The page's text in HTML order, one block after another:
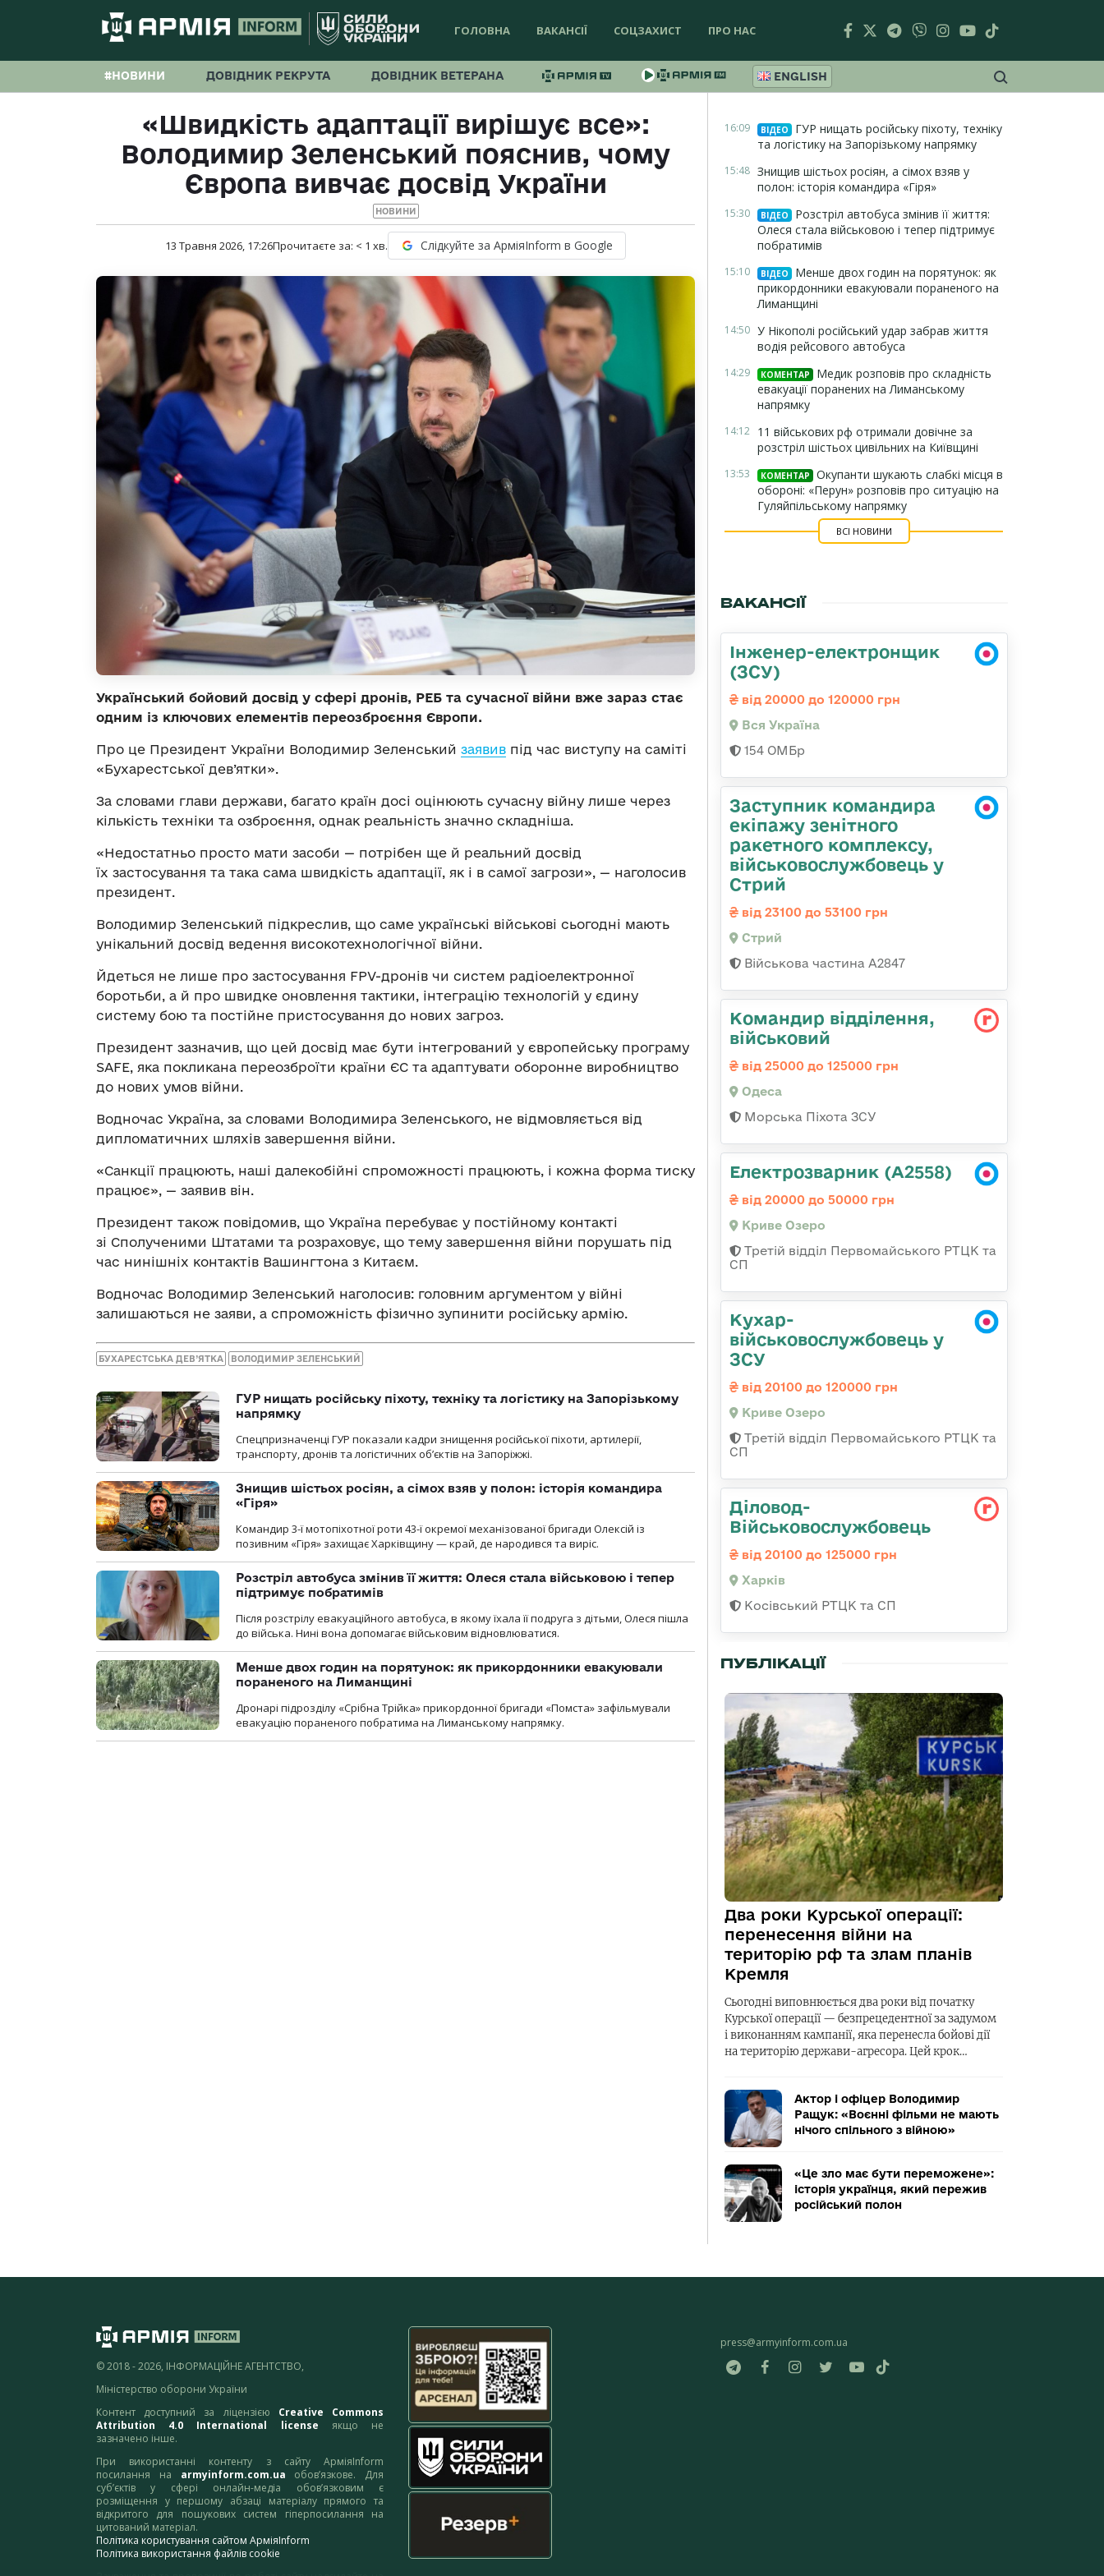
ГОЛОВНА ВАКАНСІЇ СОЦЗАХИСТ ПРО НАС
#НОВИНИ ДОВІДНИК РЕКРУТА ДОВІДНИК ВЕТЕРАНА ENGLISH
«Швидкість адаптації вирішує все»:
Володимир Зеленський пояснив, чому
Європа вивчає досвід України
НОВИНИ
13 Травня 2026, 17:26Прочитаєте за: < 1 хв. Слідкуйте за АрміяInform в Google
Український бойовий досвід у сфері дронів, РЕБ та сучасної війни вже зараз стає
одним із ключових елементів переозброєння Європи.
Про це Президент України Володимир Зеленський заявив під час виступу на саміті
«Бухарестської дев’ятки».
За словами глави держави, багато країн досі оцінюють сучасну війну лише через
кількість техніки та озброєння, однак реальність значно складніша.
«Недостатньо просто мати засоби — потрібен ще й реальний досвід
їх застосування та така сама швидкість адаптації, як і в самої загрози», — наголосив
президент.
Володимир Зеленський підкреслив, що саме українські військові сьогодні мають
унікальний досвід ведення високотехнологічної війни.
Йдеться не лише про застосування FPV-дронів чи систем радіоелектронної
боротьби, а й про швидке оновлення тактики, інтеграцію технологій у єдину
систему бою та постійне пристосування до нових загроз.
Президент зазначив, що цей досвід має бути інтегрований у європейську програму
SAFE, яка покликана переозброїти країни ЄС та адаптувати оборонне виробництво
до нових умов війни.
Водночас Україна, за словами Володимира Зеленського, не відмовляється від
дипломатичних шляхів завершення війни.
«Санкції працюють, наші далекобійні спроможності працюють, і кожна форма тиску
працює», — заявив він.
Президент також повідомив, що Україна перебуває у постійному контакті
зі Сполученими Штатами та розраховує, що тему завершення війни порушать під
час нинішніх контактів Вашингтона з Китаєм.
Водночас Володимир Зеленський наголосив: головним аргументом у війні
залишаються не заяви, а спроможність фізично зупинити російську армію.
БУХАРЕСТСЬКА ДЕВ’ЯТКА ВОЛОДИМИР ЗЕЛЕНСЬКИЙ
ГУР нищать російську піхоту, техніку та логістику на Запорізькому
напрямку
Спецпризначенці ГУР показали кадри знищення російської піхоти, артилерії,
транспорту, дронів та логістичних об’єктів на Запоріжжі.
Знищив шістьох росіян, а сімох взяв у полон: історія командира
«Гіря»
Командир 3-ї мотопіхотної роти 43-ї окремої механізованої бригади Олексій із
позивним «Гіря» захищає Харківщину — край, де народився та виріс.
Розстріл автобуса змінив її життя: Олеся стала військовою і тепер
підтримує побратимів
Після розстрілу евакуаційного автобуса, в якому їхала її подруга з дітьми, Олеся пішла
до війська. Нині вона допомагає військовим відновлюватися.
Менше двох годин на порятунок: як прикордонники евакуювали
пораненого на Лиманщині
Дронарі підрозділу «Срібна Трійка» прикордонної бригади «Помста» зафільмували
евакуацію пораненого побратима на Лиманському напрямку.
16:09 ВІДЕО
ГУР нищать російську піхоту, техніку
та логістику на Запорізькому напрямку
15:48 Знищив шістьох росіян, а сімох взяв у
полон: історія командира «Гіря»
15:30 ВІДЕО
Розстріл автобуса змінив її життя:
Олеся стала військовою і тепер підтримує
побратимів
15:10 ВІДЕО
Менше двох годин на порятунок: як
прикордонники евакуювали пораненого на
Лиманщині
14:50 У Нікополі російський удар забрав життя
водія рейсового автобуса
14:29 КОМЕНТАР
Медик розповів про складність
евакуації поранених на Лиманському
напрямку
14:12 11 військових рф отримали довічне за
розстріл шістьох цивільних на Київщині
13:53 КОМЕНТАР
Окупанти шукають слабкі місця в
обороні: «Перун» розповів про ситуацію на
Гуляйпільському напрямку
ВСІ НОВИНИ
ВАКАНСІЇ
Інженер-електронщик
(ЗСУ)
від 20000 до 120000 грн
Вся Україна
154 ОМБр
Заступник командира
екіпажу зенітного
ракетного комплексу,
військовослужбовець у
Стрий
від 23100 до 53100 грн
Стрий
Військова частина А2847
Командир відділення,
військовий
від 25000 до 125000 грн
Одеса
Морська Піхота ЗСУ
Електрозварник (А2558)
від 20000 до 50000 грн
Криве Озеро
Третій відділ Первомайського РТЦК та
СП
Кухар-
військовослужбовець у
ЗСУ
від 20100 до 120000 грн
Криве Озеро
Третій відділ Первомайського РТЦК та
СП
Діловод-
Військовослужбовець
від 20100 до 125000 грн
Харків
Косівський РТЦК та СП
ПУБЛІКАЦІЇ
Два роки Курської операції:
перенесення війни на
територію рф та злам планів
Кремля
Сьогодні виповнюється два роки від початку
Курської операції — безпрецедентної за задумом
і виконанням кампанії, яка перенесла бойові дії
на територію держави-агресора. Цей крок…
Актор і офіцер Володимир
Ращук: «Воєнні фільми не мають
нічого спільного з війною»
«Це зло має бути переможене»:
історія українця, який пережив
російський полон
© 2018 - 2026, ІНФОРМАЦІЙНЕ АГЕНТСТВО,
Міністерство оборони України
Контент доступний за ліцензією Creative Commons
Attribution 4.0 International license якщо не
зазначено інше.
При використанні контенту з сайту АрміяInform
посилання на armyinform.com.ua обов’язкове. Для
суб’єктів у сфері онлайн-медіа обов’язковим є
розміщення у першому абзаці матеріалу прямого та
відкритого для пошукових систем гіперпосилання на
цитований матеріал.
Політика користування сайтом АрміяInform
Політика використання файлів cookie
press@armyinform.com.ua